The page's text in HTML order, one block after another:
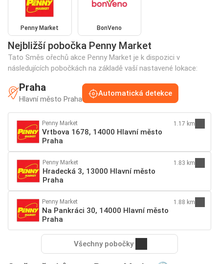
Penny Market BonVeno
Nejbližší pobočka Penny Market
Tato Směs ořechů akce Penny Market je k dispozici v
následujících pobočkách na základě vaší nastavené lokace:
Praha
Hlavní město Praha
Automatická detekce
Penny Market
Vrtbova 1678, 14000 Hlavní město
Praha
1.17 km
Penny Market
Hradecká 3, 13000 Hlavní město
Praha
1.83 km
Penny Market
Na Pankráci 30, 14000 Hlavní město
Praha
1.88 km
Všechny pobočky